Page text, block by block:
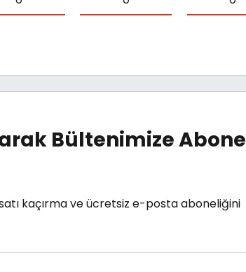
Bültenimize Abone
kaçırma ve ücretsiz e-posta aboneliğini